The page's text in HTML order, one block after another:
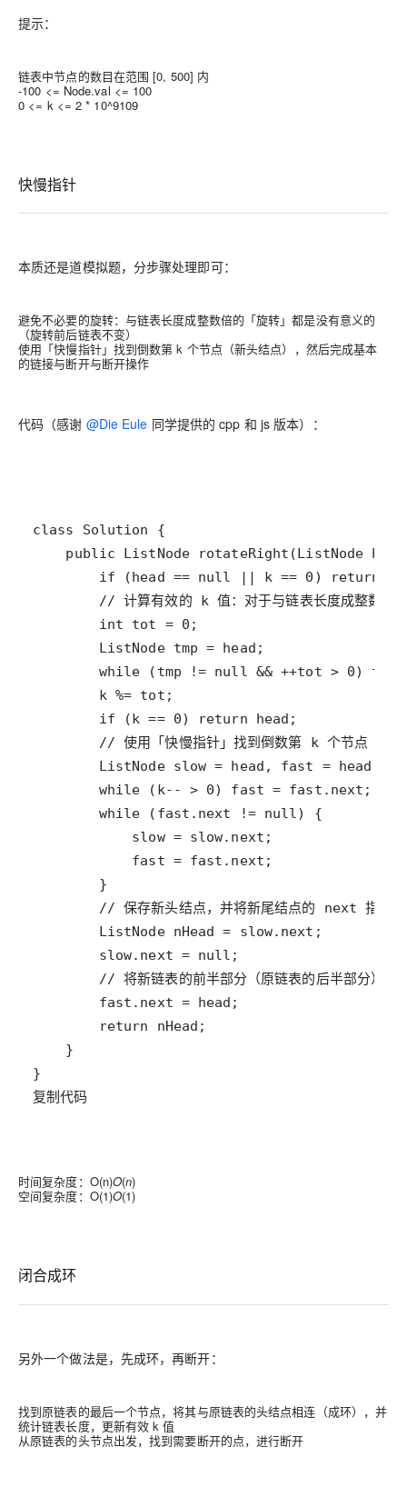
提示：
链表中节点的数目在范围 [0, 500] 内
-100 <= Node.val <= 100
0 <= k <= 2 * 10^9109
快慢指针
本质还是道模拟题，分步骤处理即可：
避免不必要的旋转：与链表长度成整数倍的「旋转」都是没有意义的
（旋转前后链表不变）
使用「快慢指针」找到倒数第 k 个节点（新头结点），然后完成基本
的链接与断开与断开操作
代码（感谢 @Die Eule 同学提供的 cpp 和 js 版本）：
复制代码
时间复杂度： O(n)O(n)
空间复杂度： O(1)O(1)
闭合成环
另外一个做法是，先成环，再断开：
找到原链表的最后一个节点，将其与原链表的头结点相连（成环），并
统计链表长度，更新有效 k 值
从原链表的头节点出发，找到需要断开的点，进行断开